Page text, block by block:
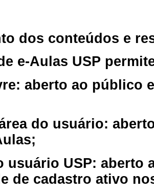
dos conteúdos e
e-Aulas USP
aberto ao público
do usuário:
usuário USP: aberto
de cadastro ativo